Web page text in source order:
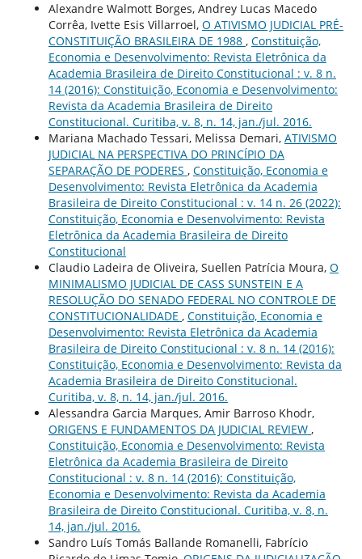
Alexandre Walmott Borges, Andrey Lucas Macedo
Corrêa, Ivette Esis Villarroel, O ATIVISMO JUDICIAL PRÉ-
CONSTITUIÇÃO BRASILEIRA DE 1988 , Constituição,
Economia e Desenvolvimento: Revista Eletrônica da
Academia Brasileira de Direito Constitucional : v. 8 n.
14 (2016): Constituição, Economia e Desenvolvimento:
Revista da Academia Brasileira de Direito
Constitucional. Curitiba, v. 8, n. 14, jan./jul. 2016.
Mariana Machado Tessari, Melissa Demari, ATIVISMO
JUDICIAL NA PERSPECTIVA DO PRINCÍPIO DA
SEPARAÇÃO DE PODERES , Constituição, Economia e
Desenvolvimento: Revista Eletrônica da Academia
Brasileira de Direito Constitucional : v. 14 n. 26 (2022):
Constituição, Economia e Desenvolvimento: Revista
Eletrônica da Academia Brasileira de Direito
Constitucional
Claudio Ladeira de Oliveira, Suellen Patrícia Moura, O
MINIMALISMO JUDICIAL DE CASS SUNSTEIN E A
RESOLUÇÃO DO SENADO FEDERAL NO CONTROLE DE
CONSTITUCIONALIDADE , Constituição, Economia e
Desenvolvimento: Revista Eletrônica da Academia
Brasileira de Direito Constitucional : v. 8 n. 14 (2016):
Constituição, Economia e Desenvolvimento: Revista da
Academia Brasileira de Direito Constitucional.
Curitiba, v. 8, n. 14, jan./jul. 2016.
Alessandra Garcia Marques, Amir Barroso Khodr,
ORIGENS E FUNDAMENTOS DA JUDICIAL REVIEW ,
Constituição, Economia e Desenvolvimento: Revista
Eletrônica da Academia Brasileira de Direito
Constitucional : v. 8 n. 14 (2016): Constituição,
Economia e Desenvolvimento: Revista da Academia
Brasileira de Direito Constitucional. Curitiba, v. 8, n.
14, jan./jul. 2016.
Sandro Luís Tomás Ballande Romanelli, Fabrício